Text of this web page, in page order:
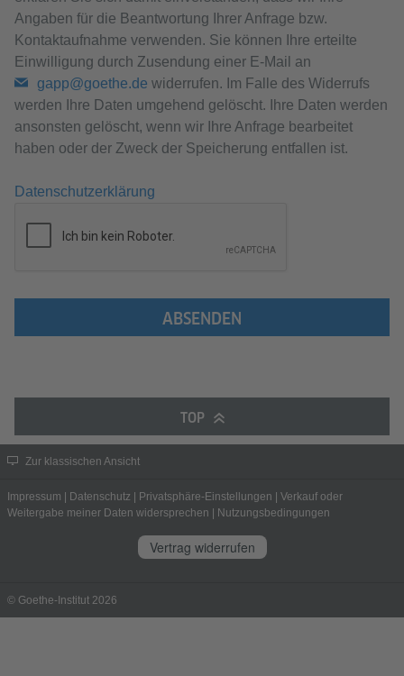
Angaben für die Beantwortung Ihrer Anfrage bzw.
Kontaktaufnahme verwenden. Sie können Ihre erteilte
Einwilligung durch Zusendung einer E-Mail an
gapp@goethe.de widerrufen. Im Falle des Widerrufs
werden Ihre Daten umgehend gelöscht. Ihre Daten werden
ansonsten gelöscht, wenn wir Ihre Anfrage bearbeitet
haben oder der Zweck der Speicherung entfallen ist.
Datenschutzerklärung
ABSENDEN
TOP
Zur klassischen Ansicht
Impressum | Datenschutz | Privatsphäre-Einstellungen | Verkauf oder
Weitergabe meiner Daten widersprechen | Nutzungsbedingungen
Vertrag widerrufen
© Goethe-Institut 2026